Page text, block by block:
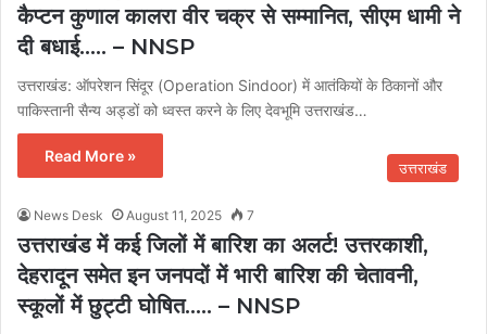
कैप्टन कुणाल कालरा वीर चक्र से सम्मानित, सीएम धामी ने
दी बधाई….. – NNSP
उत्तराखंड: ऑपरेशन सिंदूर (Operation Sindoor) में आतंकियों के ठिकानों और
पाकिस्तानी सैन्य अड्डों को ध्वस्त करने के लिए देवभूमि उत्तराखंड…
Read More »
उत्तराखंड
News Desk August 11, 2025 7
उत्तराखंड में कई जिलों में बारिश का अलर्ट! उत्तरकाशी,
देहरादून समेत इन जनपदों में भारी बारिश की चेतावनी,
स्कूलों में छुट्टी घोषित….. – NNSP